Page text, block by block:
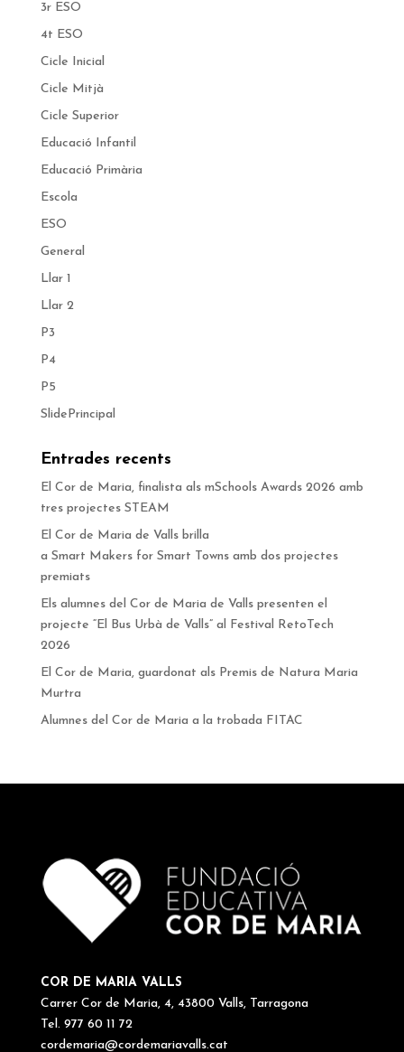
3r ESO
4t ESO
Cicle Inicial
Cicle Mitjà
Cicle Superior
Educació Infantil
Educació Primària
Escola
ESO
General
Llar 1
Llar 2
P3
P4
P5
SlidePrincipal
Entrades recents
El Cor de Maria, finalista als mSchools Awards 2026 amb
tres projectes STEAM
El Cor de Maria de Valls brilla
a Smart Makers for Smart Towns amb dos projectes
premiats
Els alumnes del Cor de Maria de Valls presenten el
projecte “El Bus Urbà de Valls” al Festival RetoTech
2026
El Cor de Maria, guardonat als Premis de Natura Maria
Murtra
Alumnes del Cor de Maria a la trobada FITAC
COR DE MARIA VALLS
Carrer Cor de Maria, 4, 43800 Valls, Tarragona
Tel. 977 60 11 72
cordemaria@cordemariavalls.cat